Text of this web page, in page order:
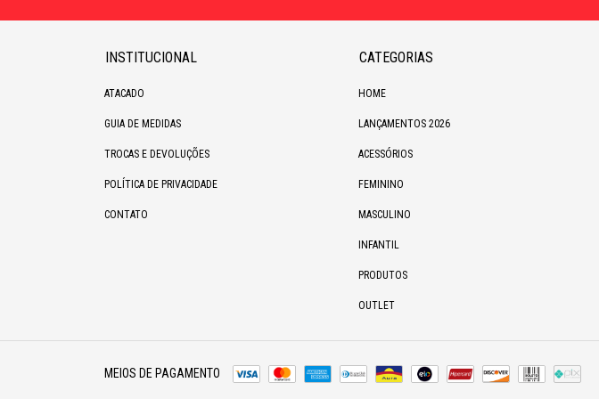
INSTITUCIONAL
ATACADO
GUIA DE MEDIDAS
TROCAS E DEVOLUÇÕES
POLÍTICA DE PRIVACIDADE
CONTATO
CATEGORIAS
HOME
LANÇAMENTOS 2026
ACESSÓRIOS
FEMININO
MASCULINO
INFANTIL
PRODUTOS
OUTLET
MEIOS DE PAGAMENTO